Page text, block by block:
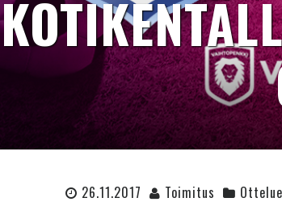
26.11.2017 Toimitus